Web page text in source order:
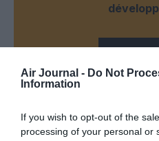
Air Journal - Do Not
Information
If you wish to opt-out of the
processing of your personal or